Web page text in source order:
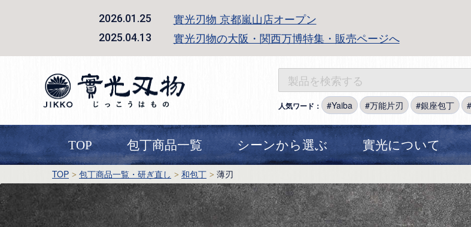
2026.01.25 實光刃物 京都嵐山店オープン
2025.04.13 實光刃物の大阪・関西万博特集・販売ページへ
人気ワード： Yaiba 万能片刃 銀座包丁
TOP 包丁商品一覧 シーンから選ぶ 實光について
TOP 包丁商品一覧・研ぎ直し 和包丁 薄刃